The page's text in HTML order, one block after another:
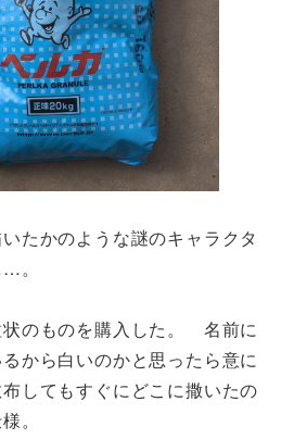
たかのような謎のキャラクタ
。
のものを購入した。 名前に
るから白いのかと思ったら意に
してもすぐにどこに撒いたの
。